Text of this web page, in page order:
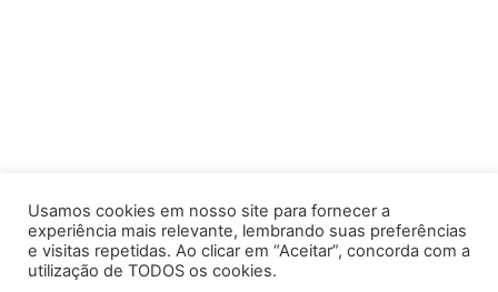
Usamos cookies em nosso site para fornecer a
experiência mais relevante, lembrando suas preferências
e visitas repetidas. Ao clicar em “Aceitar”, concorda com a
utilização de TODOS os cookies.